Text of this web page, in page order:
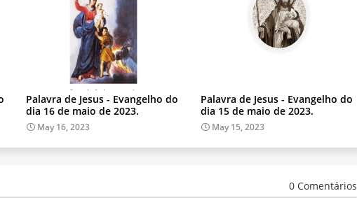
Palavra de Jesus - Evangelho do
dia 16 de maio de 2023.
May 16, 2023
Palavra de Jesus - Evangelho do
dia 15 de maio de 2023.
May 15, 2023
0 Comentários